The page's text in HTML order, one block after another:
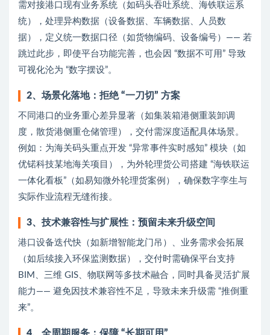
需对接港口现有业务系统（如码头吞吐系统、海铁联运系
统），处理异构数据（设备数据、车辆数据、人员数
据），定义统一数据口径（如货物编码、设备编号）—— 若
跳过此步，即使平台功能完善，也会因 “数据不可用” 导致
可视化沦为 “数字摆设”。
2、场景化落地：拒绝 “一刀切” 方案
不同港口的业务重心差异显著（如集装箱港侧重装卸调
度，散货港侧重仓储管理），交付需深度适配具体场景。
例如：为海关码头重点开发 “异常事件实时感知” 模块（如
优锘科技某地海关项目），为外轮理货公司搭建 “海铁联运
一体化看板”（如易知微外轮理货案例），确保数字孪生与
实际作业流程无缝衔接。
3、技术兼容性与扩展性：预留未来升级空间
港口设备迭代快（如新增智能龙门吊）、业务需求会拓展
（如后续接入环保监测数据），交付时需确保平台支持
BIM、三维 GIS、物联网等多技术融合，同时具备灵活扩展
能力—— 避免因技术兼容性不足，导致未来升级需 “推倒重
来”。